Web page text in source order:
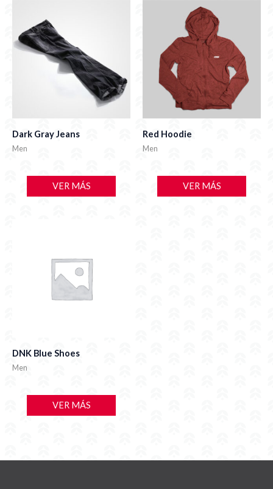
Dark Gray Jeans
Men
VER MÁS
Red Hoodie
Men
VER MÁS
DNK Blue Shoes
Men
VER MÁS